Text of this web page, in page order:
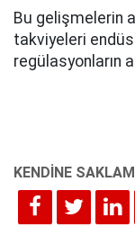
Bu gelişmelerin
takviyeleri
regülasyonların